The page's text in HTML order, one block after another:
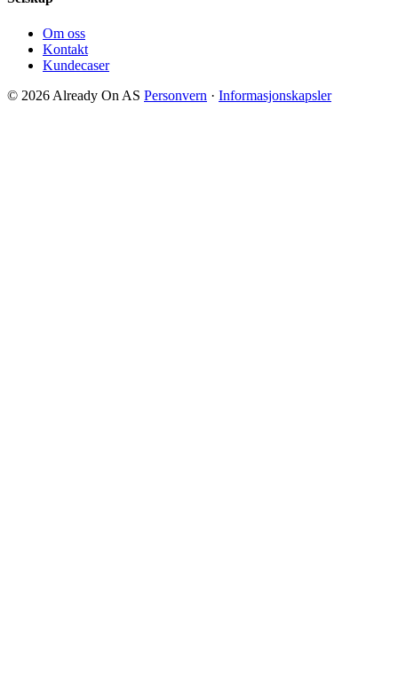
Om oss
Kontakt
Kundecaser
© 2026 Already On AS Personvern · Informasjonskapsler